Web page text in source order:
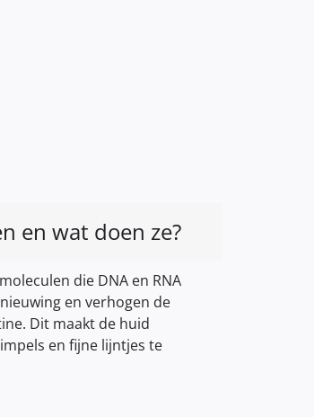
en wat doen ze?
die DNA en RNA
en verhogen de
Dit maakt de huid
en fijne lijntjes te